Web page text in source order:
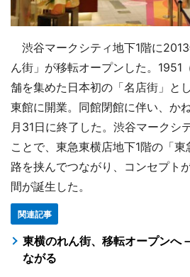
渋谷マークシティ地下1階に
ん街」が移転オープンした。1951
舗を集めた日本初の「名店街」と
東館に開業。同館閉館に伴い、か
月31日に終了した。渋谷マークシ
ことで、東急東横店地下1階の「
路を挟んでつながり、コンセプト
間が誕生した。
関連記事
東横のれん街、移転オープンへ
ながる